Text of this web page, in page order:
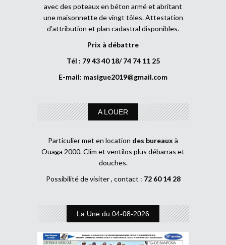
avec des poteaux en béton armé et abritant
une maisonnette de vingt tôles. Attestation
d’attribution et plan cadastral disponibles.
Prix à débattre
Tél : 79 43 40 18/ 74 74 11 25
E-mail: masigue2019@gmail.com
A LOUER
Particulier met en location des bureaux à
Ouaga 2000. Clim et ventilos plus débarras et
douches.
Possibilité de visiter , contact : 72 60 14 28
La Une du 04-08-2026